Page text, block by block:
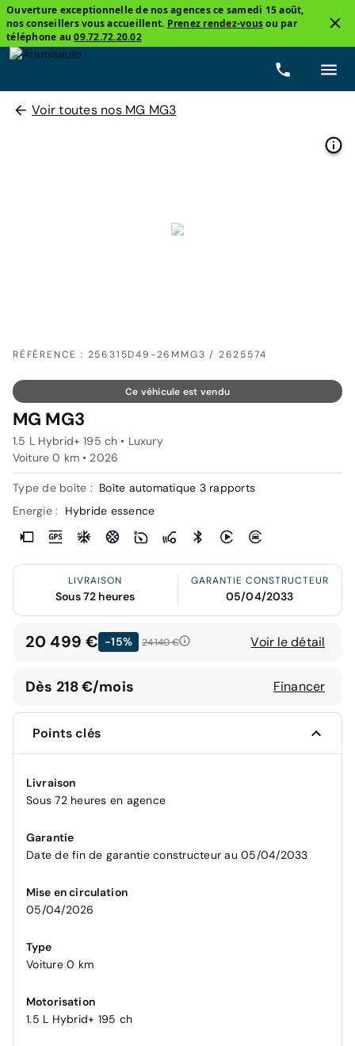
Ouverture exceptionnelle de nos agences ce samedi 15 août,
nos conseillers vous accueillent. Prenez rendez-vousou par
téléphone au09.72.72.20.02
Voir toutes nos MG MG3
RÉFÉRENCE : 256315D49-26MMG3 / 2625574
Ce véhicule est vendu
MG MG3
1.5 L Hybrid+ 195 ch • Luxury
Voiture 0 km • 2026
Type de boîte : Boîte automatique 3 rapports
Energie :
Hybride essence
LIVRAISON
Sous 72 heures
GARANTIE CONSTRUCTEUR
05/04/2033
20 499 € -15% 24 140 € Voir le détail
Dès 218 €/mois Financer
Points clés
Livraison
Sous 72 heures en agence
Garantie
Date de fin de garantie constructeur au 05/04/2033
Mise en circulation
05/04/2026
Type
Voiture 0 km
Motorisation
1.5 L Hybrid+ 195 ch